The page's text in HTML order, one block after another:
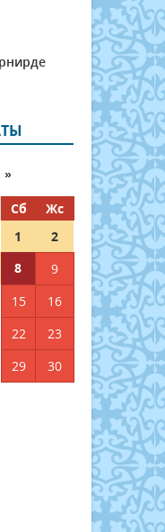
Сб
Жс
1
2
8
9
15
16
22
23
29
30